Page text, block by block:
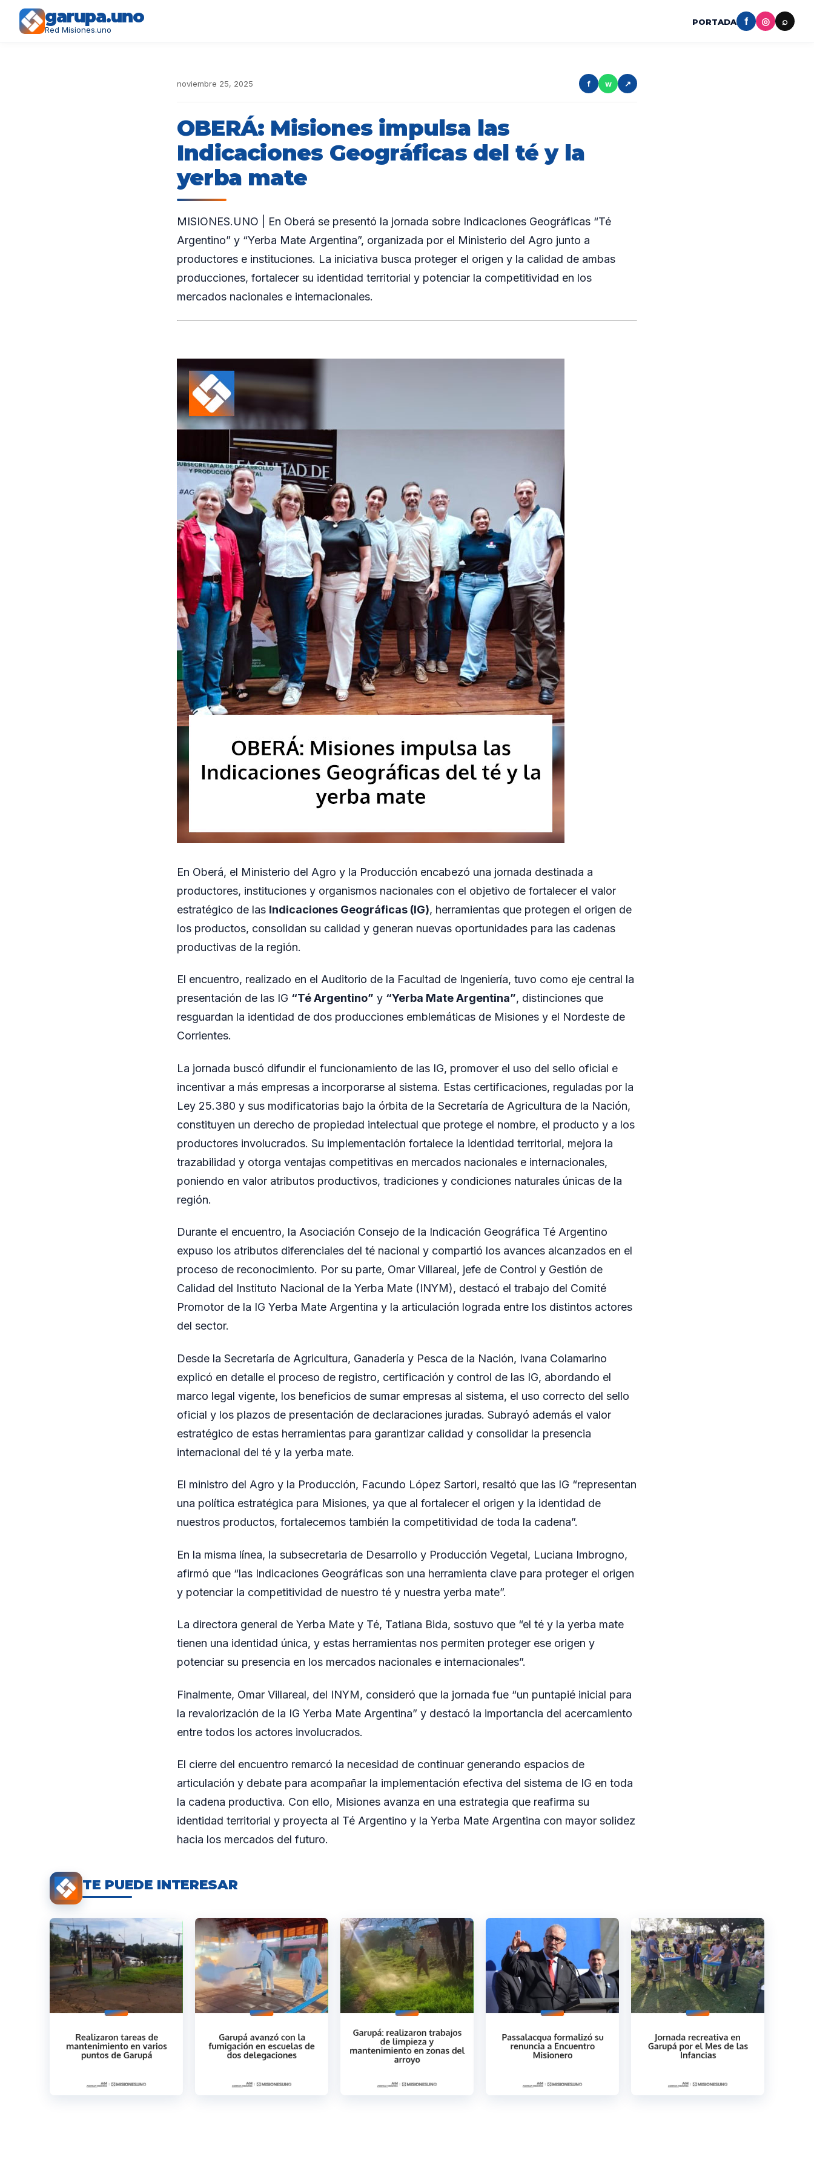
garupa.uno
Red Misiones.uno
PORTADA f ◎ ⌕
noviembre 25, 2025 f w ↗
OBERÁ: Misiones impulsa las
Indicaciones Geográficas del té y la
yerba mate
MISIONES.UNO | En Oberá se presentó la jornada sobre Indicaciones Geográficas “Té
Argentino” y “Yerba Mate Argentina”, organizada por el Ministerio del Agro junto a
productores e instituciones. La iniciativa busca proteger el origen y la calidad de ambas
producciones, fortalecer su identidad territorial y potenciar la competitividad en los
mercados nacionales e internacionales.
En Oberá, el Ministerio del Agro y la Producción encabezó una jornada destinada a
productores, instituciones y organismos nacionales con el objetivo de fortalecer el valor
estratégico de las Indicaciones Geográficas (IG), herramientas que protegen el origen de
los productos, consolidan su calidad y generan nuevas oportunidades para las cadenas
productivas de la región.
El encuentro, realizado en el Auditorio de la Facultad de Ingeniería, tuvo como eje central la
presentación de las IG “Té Argentino” y “Yerba Mate Argentina”, distinciones que
resguardan la identidad de dos producciones emblemáticas de Misiones y el Nordeste de
Corrientes.
La jornada buscó difundir el funcionamiento de las IG, promover el uso del sello oficial e
incentivar a más empresas a incorporarse al sistema. Estas certificaciones, reguladas por la
Ley 25.380 y sus modificatorias bajo la órbita de la Secretaría de Agricultura de la Nación,
constituyen un derecho de propiedad intelectual que protege el nombre, el producto y a los
productores involucrados. Su implementación fortalece la identidad territorial, mejora la
trazabilidad y otorga ventajas competitivas en mercados nacionales e internacionales,
poniendo en valor atributos productivos, tradiciones y condiciones naturales únicas de la
región.
Durante el encuentro, la Asociación Consejo de la Indicación Geográfica Té Argentino
expuso los atributos diferenciales del té nacional y compartió los avances alcanzados en el
proceso de reconocimiento. Por su parte, Omar Villareal, jefe de Control y Gestión de
Calidad del Instituto Nacional de la Yerba Mate (INYM), destacó el trabajo del Comité
Promotor de la IG Yerba Mate Argentina y la articulación lograda entre los distintos actores
del sector.
Desde la Secretaría de Agricultura, Ganadería y Pesca de la Nación, Ivana Colamarino
explicó en detalle el proceso de registro, certificación y control de las IG, abordando el
marco legal vigente, los beneficios de sumar empresas al sistema, el uso correcto del sello
oficial y los plazos de presentación de declaraciones juradas. Subrayó además el valor
estratégico de estas herramientas para garantizar calidad y consolidar la presencia
internacional del té y la yerba mate.
El ministro del Agro y la Producción, Facundo López Sartori, resaltó que las IG “representan
una política estratégica para Misiones, ya que al fortalecer el origen y la identidad de
nuestros productos, fortalecemos también la competitividad de toda la cadena”.
En la misma línea, la subsecretaria de Desarrollo y Producción Vegetal, Luciana Imbrogno,
afirmó que “las Indicaciones Geográficas son una herramienta clave para proteger el origen
y potenciar la competitividad de nuestro té y nuestra yerba mate”.
La directora general de Yerba Mate y Té, Tatiana Bida, sostuvo que “el té y la yerba mate
tienen una identidad única, y estas herramientas nos permiten proteger ese origen y
potenciar su presencia en los mercados nacionales e internacionales”.
Finalmente, Omar Villareal, del INYM, consideró que la jornada fue “un puntapié inicial para
la revalorización de la IG Yerba Mate Argentina” y destacó la importancia del acercamiento
entre todos los actores involucrados.
El cierre del encuentro remarcó la necesidad de continuar generando espacios de
articulación y debate para acompañar la implementación efectiva del sistema de IG en toda
la cadena productiva. Con ello, Misiones avanza en una estrategia que reafirma su
identidad territorial y proyecta al Té Argentino y la Yerba Mate Argentina con mayor solidez
hacia los mercados del futuro.
TE PUEDE INTERESAR